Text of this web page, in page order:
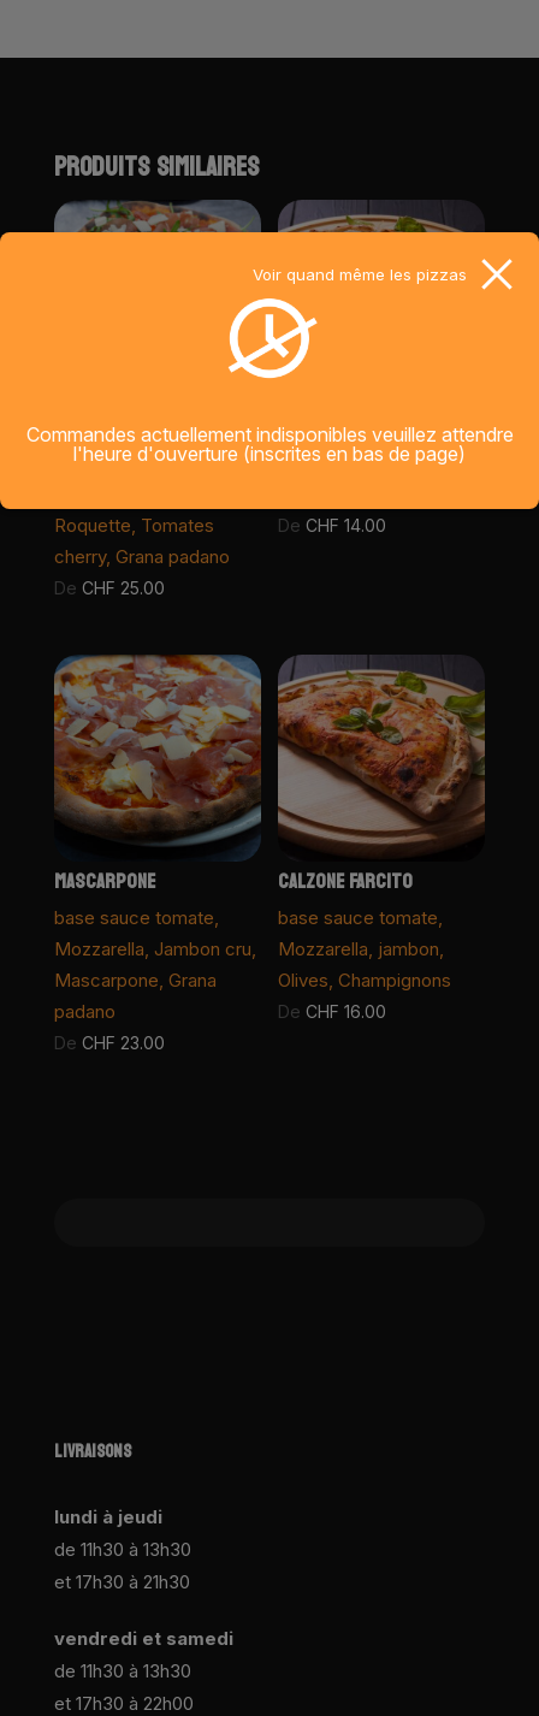
i
PRODUITS SIMILAIRES
SUD
base sauce tomate,
Roquette, Tomates
cherry, Grana padano
De CHF 25.00
CALZONE
base sauce tomate,
De CHF 14.00
MASCARPONE
base sauce tomate,
Mozzarella, Jambon cru,
Mascarpone, Grana
padano
De CHF 23.00
CALZONE FARCITO
base sauce tomate,
Mozzarella, jambon,
Olives, Champignons
De CHF 16.00
LIVRAISONS
lundi à jeudi
de 11h30 à 13h30
et 17h30 à 21h30
vendredi et samedi
de 11h30 à 13h30
et 17h30 à 22h00
Voir quand même les pizzas
Commandes actuellement indisponibles veuillez attendre
l'heure d'ouverture (inscrites en bas de page)